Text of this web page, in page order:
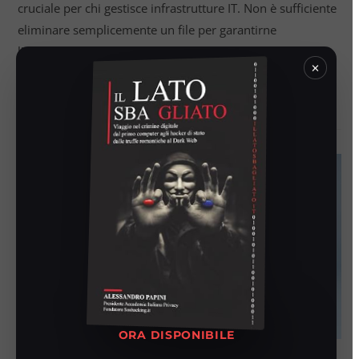
×
ORA DISPONIBILE
cruciale per chi gestisce infrastrutture IT. Non è sufficiente
eliminare semplicemente un file per garantirne
l'irreversibilità: è necessario un processo di wipe…
Continua A Leggere